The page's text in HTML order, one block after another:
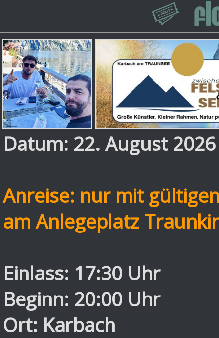
Datum: 22. August 2026
Anreise: nur mit
am Anlegeplatz
Einlass: 17:30 Uhr
Beginn: 20:00 Uhr
Ort: Karbach